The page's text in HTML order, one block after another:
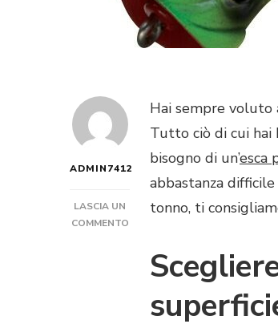
ADMIN7412
LASCIA UN
COMMENTOSU
ESCA
Hai sempre voluto
Tutto ciò di cui hai
bisogno di un’esca
abbastanza
tonno, ti